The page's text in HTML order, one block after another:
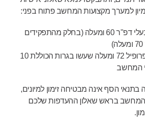
למערך מקצועות המחשב פתוח בפני:
מועמדים בעלי דפ"ר 60 ומעלה (בחלק מהתפקידים
בנים בעלי פרופיל 72 ומעלה שעשו בגרות הכוללת 10
המחשב
הסף אינה מבטיחה זימון למיונים,
המחשב בראש שאלון ההעדפות שלכם